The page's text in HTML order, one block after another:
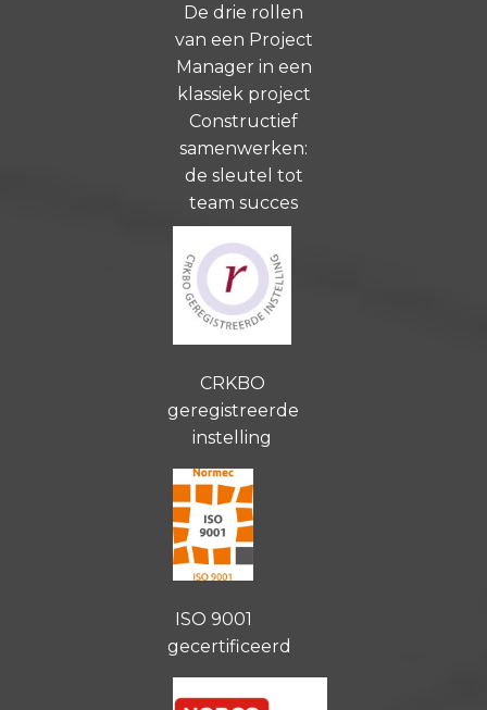
De drie rollen
van een Project
Manager in een
klassiek project
Constructief
samenwerken:
de sleutel tot
team succes
CRKBO
geregistreerde
instelling
ISO 9001
gecertificeerd